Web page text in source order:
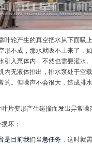
叶轮产生的真空把水从下面吸
形不成，那水就吸不上来了，
引入泵体内，不然也需要灌水
内无液体排出，排水泵处于空
的。但噪声不会很大，造成排
片变形产生碰撞而发出异常噪
坏；
是目前我们当急任务，这时就